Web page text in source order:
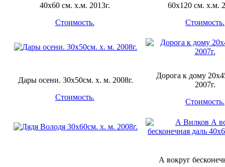
40х60 см. х.м. 2013г.
Стоимость.
60х120 см. х.м.
Стоимость.
Дары осени. 30х50см. х. м. 2008г.
Стоимость.
Дорога к дому
2007г.
Стоимость.
А вокруг